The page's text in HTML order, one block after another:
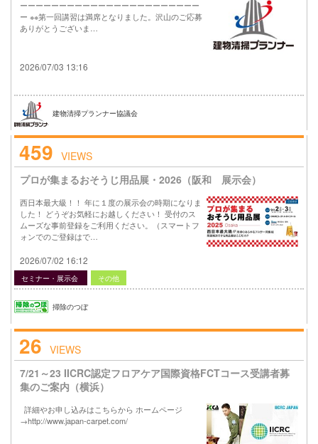
ーーーーーーーーーーーーーーーーーーーーーーー
ー ※※第一回講習は満席となりました。沢山のご応募
ありがとうございま…
2026/07/03 13:16
建物清掃プランナー協議会
459 VIEWS
プロが集まるおそうじ用品展・2026（阪和 展示会）
西日本最大級！！ 年に１度の展示会の時期になりま
した！ どうぞお気軽にお越しください！ 受付のス
ムーズな事前登録をご利用ください。（スマートフ
ォンでのご登録はで…
2026/07/02 16:12
セミナー・展示会 その他
掃除のつぼ
26 VIEWS
7/21～23 IICRC認定フロアケア国際資格FCTコース受講者募
集のご案内（横浜）
詳細やお申し込みはこちらから ホームページ
→http://www.japan-carpet.com/